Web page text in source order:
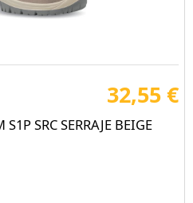
32,55 €
SRC SERRAJE BEIGE